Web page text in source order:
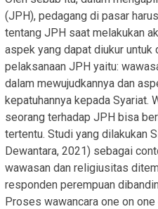
(JPH), pedagang di pasar
tentang JPH saat melakukan
aspek yang dapat diukur untuk
pelaksanaan JPH yaitu:
dalam mewujudkannya dan
kepatuhannya kepada Syariat.
seorang terhadap JPH bisa
tertentu. Studi yang dilakukan
Dewantara, 2021) sebagai
wawasan dan religiusitas
responden perempuan
Proses wawancara one on